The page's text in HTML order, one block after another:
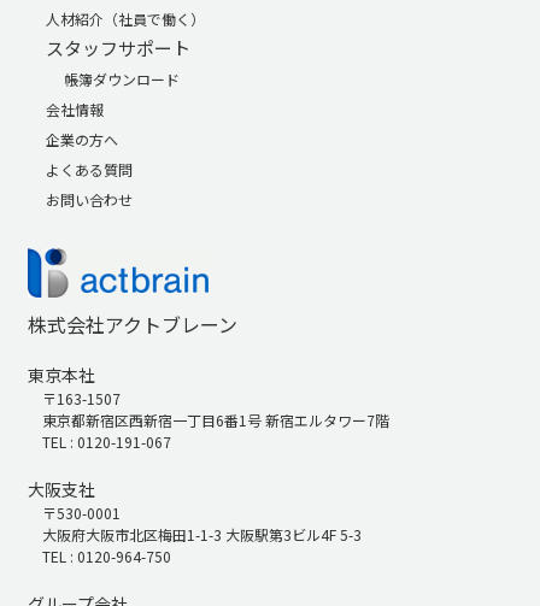
人材紹介（社員で働く）
スタッフサポート
帳簿ダウンロード
会社情報
企業の方へ
よくある質問
お問い合わせ
株式会社アクトブレーン
東京本社
〒163-1507
東京都新宿区西新宿一丁目6番1号 新宿エルタワー7階
TEL : 0120-191-067
大阪支社
〒530-0001
大阪府大阪市北区梅田1-1-3 大阪駅第3ビル4F 5-3
TEL : 0120-964-750